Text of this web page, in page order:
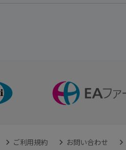
ご利用規約 お問い合わせ